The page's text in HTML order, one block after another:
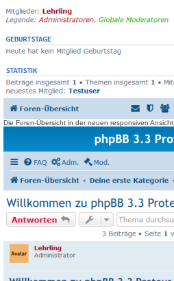
Die Foren-Übersicht in der neuen responsiven Ansicht.